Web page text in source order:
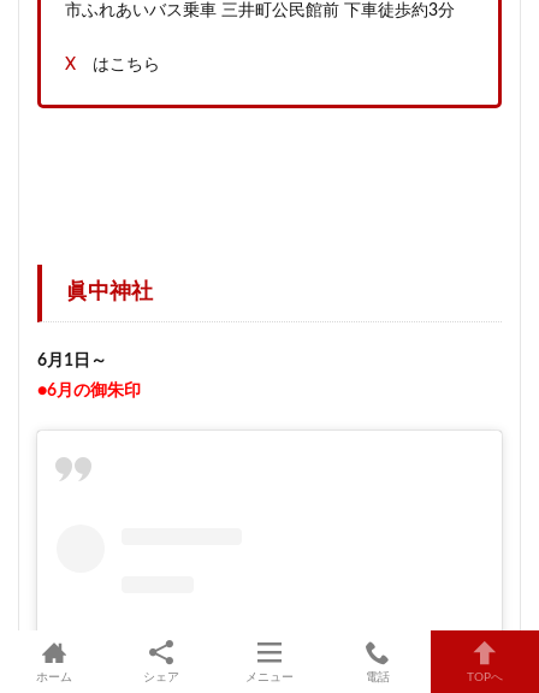
市ふれあいバス乗車 三井町公民館前 下車徒歩約3分
X はこちら
眞中神社
6月1日～
●6月の御朱印
ホーム シェア メニュー 電話 TOPへ